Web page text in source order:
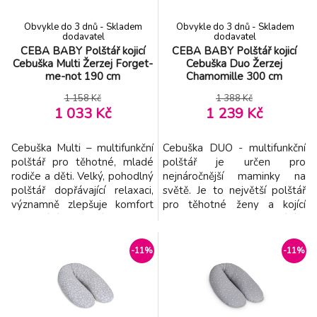
579 Kč
Scarlett Kojicí polštářek Scarlett Dráček -
CEBA BABY Polštář kojicí
Cebuška Multi Žerzej Forget-
me-not 190 cm
Obvykle do 3 dnů - Skladem
dodavatel
1 158 Kč
1 033 Kč
Cebuška Multi – multifunkční
polštář pro těhotné, mladé
rodiče a děti. Velký, pohodlný
polštář dopřávající relaxaci,
významně zlepšuje komfort
jedinečný polštář, který je
vyplněn polystyrenovými
mikroperlami o průměru 0.5
-1.5 mm, čili drobnými
kuličkami, které se převalují
CEBA BABY Polštář kojicí
Cebuška Duo Žerzej
Chamomille 300 cm
Obvykle do 3 dnů - Skladem
dodavatel
1 388 Kč
1 239 Kč
Cebuška DUO - multifunkční
polštář je určen pro
nejnáročnější maminky na
světě. Je to největší polštář
pro těhotné ženy a kojící
dvou různých náplní. První
část, která slouží jako polštář
pod hlavu, je vyplněna
měkkým polyesterovým
vláknem, pokrytým silikonem.
-11% -11%